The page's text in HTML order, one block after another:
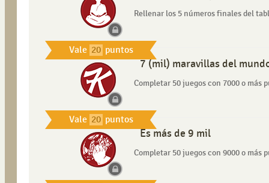
Vale 20 puntos
Rellenar los 5 números finales del
Vale 20 puntos
7 (mil) maravillas del
Completar 50 juegos con 7000 o más
Es más de 9 mil
Completar 50 juegos con 9000 o más